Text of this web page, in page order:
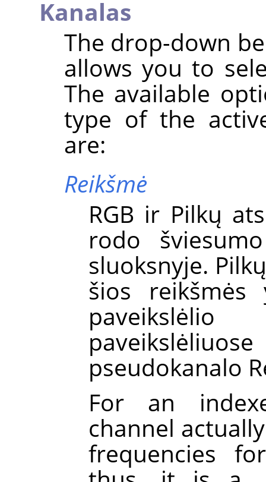
Kanalas
The drop-down
allows you to
The available
type of the
are:
Reikšmė
RGB ir Pilkų
rodo
sluoksnyje.
šios
pseudokanalo
For an
channel
frequencies